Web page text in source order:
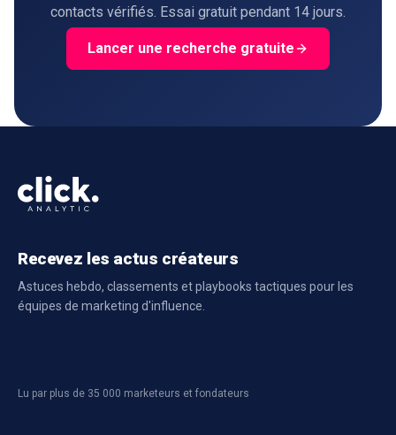
contacts vérifiés. Essai gratuit pendant 14 jours.
Lancer une recherche gratuite
Recevez les actus créateurs
Astuces hebdo, classements et playbooks tactiques pour les
équipes de marketing d'influence.
Lu par plus de 35 000 marketeurs et fondateurs